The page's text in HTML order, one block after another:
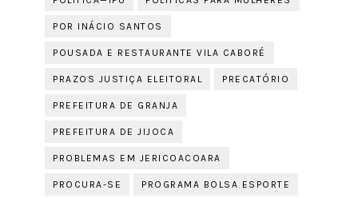
POR INÁCIO SANTOS
POUSADA E RESTAURANTE VILA CABORÉ
PRAZOS JUSTIÇA ELEITORAL PRECATÓRIO
PREFEITURA DE GRANJA
PREFEITURA DE JIJOCA
PROBLEMAS EM JERICOACOARA
PROCURA-SE PROGRAMA BOLSA ESPORTE